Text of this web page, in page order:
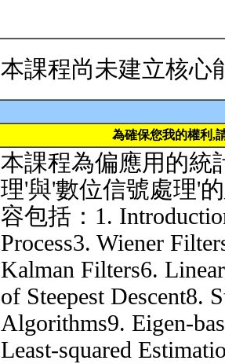
本課程尚未建立核心
為確保您我的權利,
本課程為偏應用的統
理'與'數位信號處理'
容包括：1.
Process3. Wiener
Kalman Filters6.
of Steepest Descent8.
Algorithms9. Eigen-
Least-squared